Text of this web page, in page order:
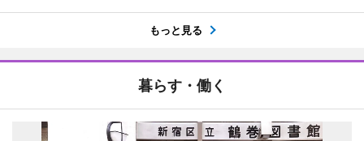
もっと見る
暮らす・働く